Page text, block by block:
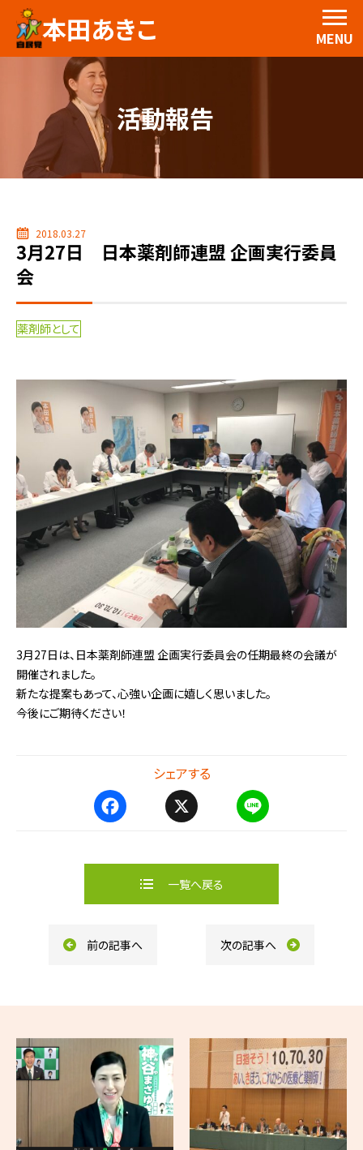
本田あきこ MENU
活動報告
2018.03.27
3月27日 日本薬剤師連盟 企画実行委員
会
薬剤師として
3月27日は、日本薬剤師連盟 企画実行委員会の任期最終の会議が
開催されました。
新たな提案もあって、心強い企画に嬉しく思いました。
今後にご期待ください！
シェアする
e
o
e
一覧へ戻る
前の記事へ 次の記事へ